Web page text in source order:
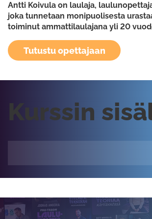
Antti Koivula on laulaja,
joka tunnetaan monipuolisesta
toiminut ammattilaulajana yli 20
Tutustu opettajaan
Kurssin